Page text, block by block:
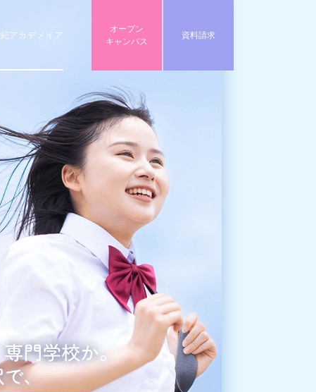
アカデメイア
オープン
キャンパス
資料請求